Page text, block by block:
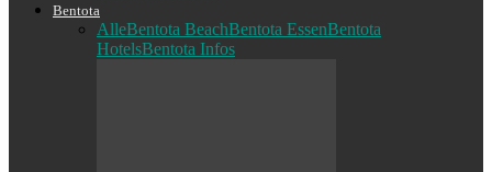
Bentota
AlleBentota BeachBentota EssenBentota
HotelsBentota Infos